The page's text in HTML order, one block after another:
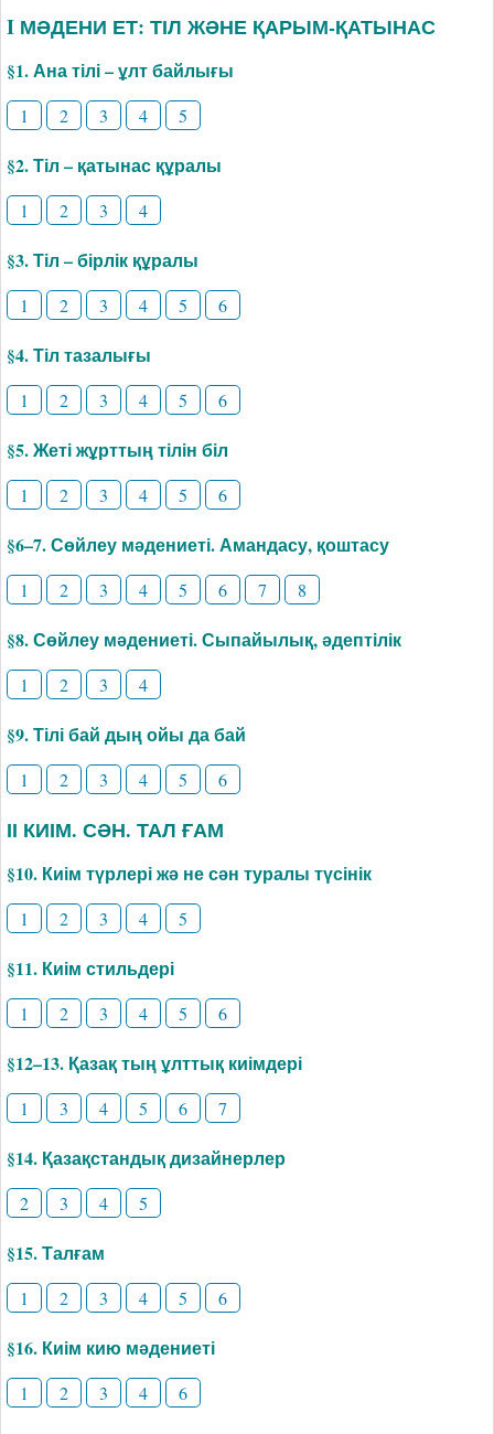
I МӘДЕНИ ЕТ: ТІЛ ЖӘНЕ ҚАРЫМ-ҚАТЫНАС
§1. Ана тілі – ұлт байлығы
1 2 3 4 5
§2. Тіл – қатынас құралы
1 2 3 4
§3. Тіл – бірлік құралы
1 2 3 4 5 6
§4. Тіл тазалығы
1 2 3 4 5 6
§5. Жеті жұрттың тілін біл
1 2 3 4 5 6
§6–7. Сөйлеу мәдениеті. Амандасу, қоштасу
1 2 3 4 5 6 7 8
§8. Сөйлеу мәдениеті. Сыпайылық, әдептілік
1 2 3 4
§9. Тілі бай дың ойы да бай
1 2 3 4 5 6
ІІ КИІМ. СӘН. ТАЛ ҒАМ
§10. Киім түрлері жә не сән туралы түсінік
1 2 3 4 5
§11. Киім стильдері
1 2 3 4 5 6
§12–13. Қазақ тың ұлттық киімдері
1 3 4 5 6 7
§14. Қазақстандық дизайнерлер
2 3 4 5
§15. Талғам
1 2 3 4 5 6
§16. Киім кию мәдениеті
1 2 3 4 6